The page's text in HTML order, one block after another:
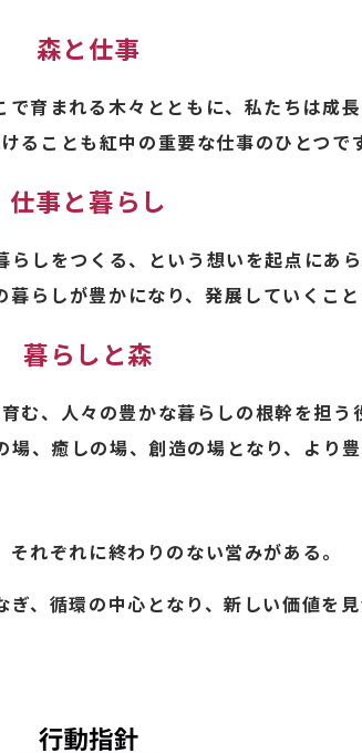
森と仕事
育まれる木々とともに、私たちは成長
ることも紅中の重要な仕事のひとつです
仕事と暮らし
しをつくる、という想いを起点にあら
らしが豊かになり、発展していくこと
暮らしと森
む、人々の豊かな暮らしの根幹を担う
、癒しの場、創造の場となり、より
れぞれに終わりのない営みがある。
ぎ、循環の中心となり、新しい価値を